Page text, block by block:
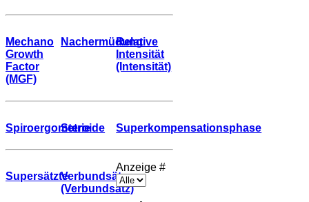
Mechano
Growth
Factor
(MGF)
Nachermüdung
Relative
Intensität
(Intensität)
Spiroergometrie
Steroide Superkompensationsphase
SupersätzteVerbundsätze
(Verbundsatz)
Anzeige #